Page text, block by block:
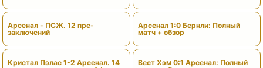
Арсенал - ПСЖ. 12 пре-
заключений
Кристал Пэлас 1-2 Арсенал. 14
Арсенал 1:0 Бернли: Полный
матч + обзор
Вест Хэм 0:1 Арсенал: Полный